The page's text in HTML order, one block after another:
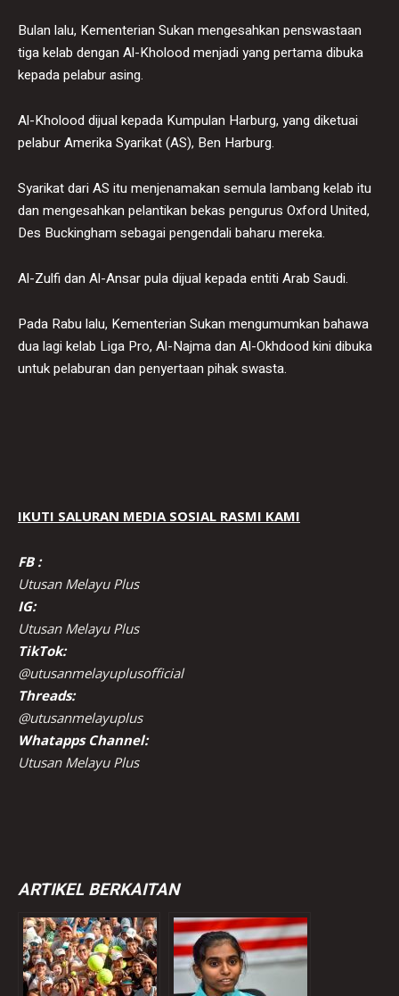
Bulan lalu, Kementerian Sukan mengesahkan penswastaan ​​
tiga kelab dengan Al-Kholood menjadi yang pertama dibuka
kepada pelabur asing.
Al-Kholood dijual kepada Kumpulan Harburg, yang diketuai
pelabur Amerika Syarikat (AS), Ben Harburg.
Syarikat dari AS itu menjenamakan semula lambang kelab itu
dan mengesahkan pelantikan bekas pengurus Oxford United,
Des Buckingham sebagai pengendali baharu mereka.
Al-Zulfi dan Al-Ansar pula dijual kepada entiti Arab Saudi.
Pada Rabu lalu, Kementerian Sukan mengumumkan bahawa
dua lagi kelab Liga Pro, Al-Najma dan Al-Okhdood kini dibuka
untuk pelaburan dan penyertaan pihak swasta.
IKUTI SALURAN MEDIA SOSIAL RASMI KAMI
FB :
Utusan Melayu Plus
IG:
Utusan Melayu Plus
TikTok:
@utusanmelayuplusofficial
Threads:
@utusanmelayuplus
Whatapps Channel:
Utusan Melayu Plus
ARTIKEL BERKAITAN